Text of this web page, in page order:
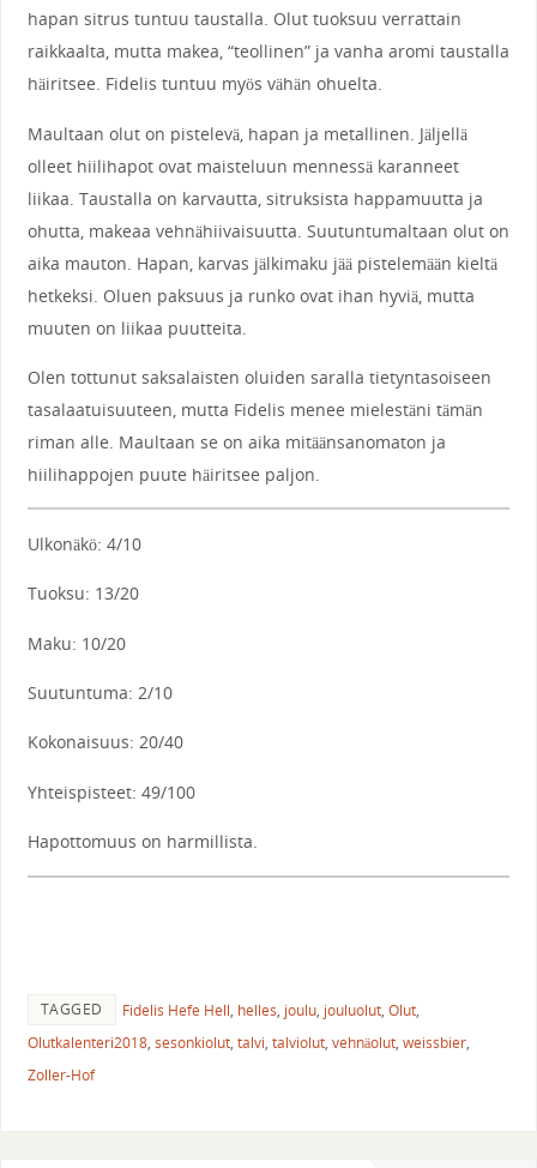
hapan sitrus tuntuu taustalla. Olut tuoksuu verrattain
raikkaalta, mutta makea, “teollinen” ja vanha aromi taustalla
häiritsee. Fidelis tuntuu myös vähän ohuelta.
Maultaan olut on pistelevä, hapan ja metallinen. Jäljellä
olleet hiilihapot ovat maisteluun mennessä karanneet
liikaa. Taustalla on karvautta, sitruksista happamuutta ja
ohutta, makeaa vehnähiivaisuutta. Suutuntumaltaan olut on
aika mauton. Hapan, karvas jälkimaku jää pistelemään kieltä
hetkeksi. Oluen paksuus ja runko ovat ihan hyviä, mutta
muuten on liikaa puutteita.
Olen tottunut saksalaisten oluiden saralla tietyntasoiseen
tasalaatuisuuteen, mutta Fidelis menee mielestäni tämän
riman alle. Maultaan se on aika mitäänsanomaton ja
hiilihappojen puute häiritsee paljon.
Ulkonäkö: 4/10
Tuoksu: 13/20
Maku: 10/20
Suutuntuma: 2/10
Kokonaisuus: 20/40
Yhteispisteet: 49/100
Hapottomuus on harmillista.
TAGGED Fidelis Hefe Hell, helles, joulu, jouluolut, Olut,
Olutkalenteri2018, sesonkiolut, talvi, talviolut, vehnäolut, weissbier,
Zoller-Hof